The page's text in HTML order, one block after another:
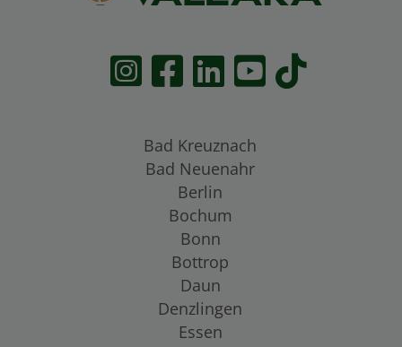
Bad Kreuznach
Bad Neuenahr
Berlin
Bochum
Bonn
Bottrop
Daun
Denzlingen
Essen